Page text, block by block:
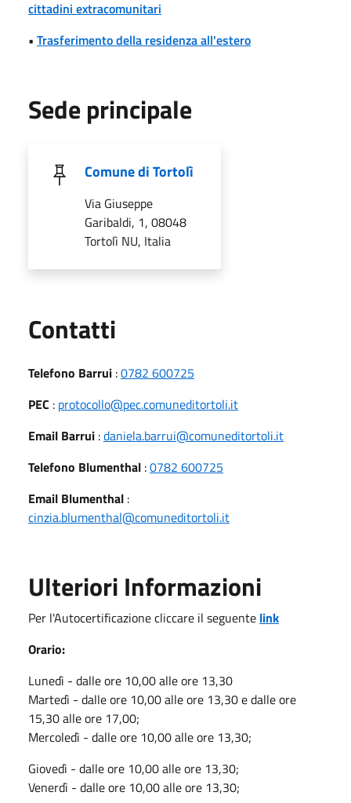
cittadini extracomunitari
• Trasferimento della residenza all'estero
Sede principale
Comune di Tortolì
Via Giuseppe
Garibaldi, 1, 08048
Tortolì NU, Italia
Contatti
Telefono Barrui :0782 600725
PEC : protocollo@pec.comuneditortoli.it
Email Barrui :daniela.barrui@comuneditortoli.it
Telefono Blumenthal :0782 600725
Email Blumenthal :
cinzia.blumenthal@comuneditortoli.it
Ulteriori Informazioni
Per l'Autocertificazione cliccare il seguente link
Orario:
Lunedì - dalle ore 10,00 alle ore 13,30
Martedì - dalle ore 10,00 alle ore 13,30 e dalle ore
15,30 alle ore 17,00;
Mercoledì - dalle ore 10,00 alle ore 13,30;
Giovedì - dalle ore 10,00 alle ore 13,30;
Venerdì - dalle ore 10,00 alle ore 13,30;